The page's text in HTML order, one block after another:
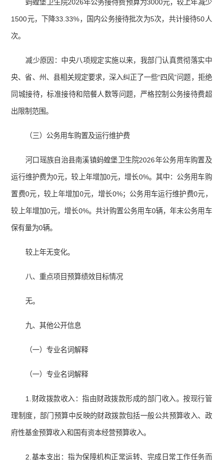
蚂蝗堡卫生院2026年公务接待费预算为3000元，较上年减少
1500元，下降33.33%，国内公务接待批次为5次，共计接待50人
次。
减少原因：中央八项规定实施以来，我部门认真贯彻落实中
央、省、州、县相关规定要求，深入纠正了一些“四风”问题，拒绝
同城接待，标准接待和陪餐人数等问题，严格控制公务接待费超
出限制范围。
（三）公务用车购置及运行维护费
河口瑶族自治县南溪镇蚂蝗堡卫生院2026年公务用车购置及
运行维护费为0元，较上年增加0元，增长0%。其中：公务用车购
置费0元，较上年增加0元，增长0%；公务用车运行维护费0元，
较上年增加0元，增长0%。共计购置公务用车0辆，年末公务用车
保有量为0辆。
较上年无变化。
八、重点项目预算绩效目标情况
无。
九、其他公开信息
（一）专业名词解释
（一）专业名词解释
1.财政拨款收入：指由财政拨款形成的部门收入。按现行管
理制度，部门预算中反映的财政拨款包括一般公共预算收入、政
府性基金预算收入和国有资本经营预算收入。
2.基本支出：指为保障机构正常运转、完成日常工作任务而